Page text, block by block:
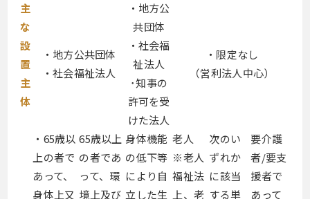
主
な
設
置
主
体
・地方公共団体
・社会福祉法人
・地方公
共団体
・社会福
祉法人
･知事の
許可を受
けた法人
・限定なし
（営利法人中心）
・65歳以
上の者で
あって、
身体上又
65歳以上
の者であ
って、環
境上及び
身体機能
の低下等
により自
立した生
老人
※老人
福祉法
上、老
次のい
ずれか
に該当
する単
要介護
者/要支
援者で
あって